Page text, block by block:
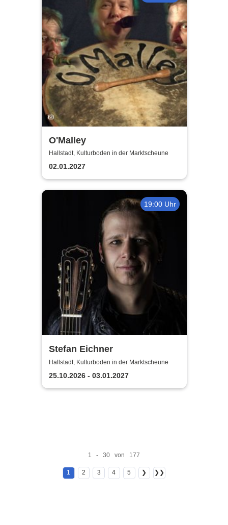
O'Malley
Hallstadt, Kulturboden in der Marktscheune
02.01.2027
19:00 Uhr
Stefan Eichner
Hallstadt, Kulturboden in der Marktscheune
25.10.2026 - 03.01.2027
1 - 30 von 177
1 2 3 4 5 ❯ ❯❯